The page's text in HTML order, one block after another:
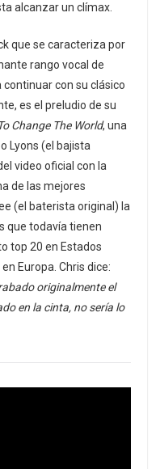
alcanzar un clímax.
que se caracteriza por
rango vocal de
con su clásico
es el preludio de su
Change The World, una
Lyons (el bajista
video oficial con la
de las mejores
(el baterista original) la
que todavía tienen
top 20 en Estados
Europa. Chris dice:
originalmente el
en la cinta, no sería lo